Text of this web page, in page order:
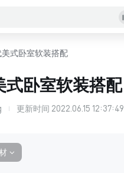
美式卧室软装搭配
式卧室软装搭配
更新时间 2022.06.15 12:37:49
∨